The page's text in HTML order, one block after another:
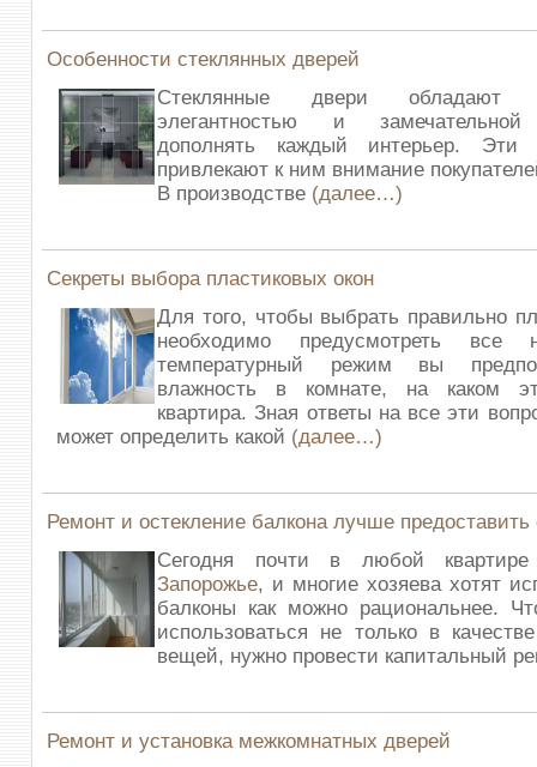
Особенности стеклянных дверей
Стеклянные двери обладают
элегантностью и замечательной
дополнять каждый интерьер. Эти
привлекают к ним внимание
В производстве (далее…)
Секреты выбора пластиковых окон
Для того, чтобы выбрать правильно
необходимо предусмотреть все
температурный режим вы
влажность в комнате, на каком
квартира. Зная ответы на все эти
может определить какой (далее…)
Ремонт и остекление балкона лучше
Сегодня почти в любой
Запорожье, и многие хозяева хотят
балконы как можно рациональнее.
использоваться не только в
вещей, нужно провести капитальный
Ремонт и установка межкомнатных дверей